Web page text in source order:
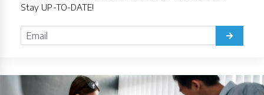
Stay UP-TO-DATE!